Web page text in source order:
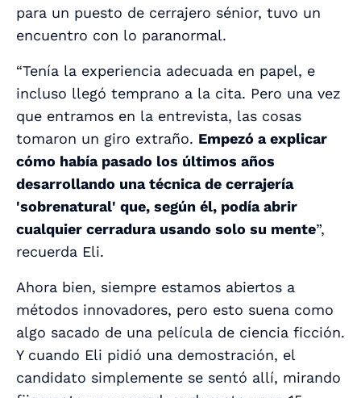
para un puesto de cerrajero sénior, tuvo un
encuentro con lo paranormal.
“Tenía la experiencia adecuada en papel, e
incluso llegó temprano a la cita. Pero una vez
que entramos en la entrevista, las cosas
tomaron un giro extraño. Empezó a explicar
cómo había pasado los últimos años
desarrollando una técnica de cerrajería
'sobrenatural' que, según él, podía abrir
cualquier cerradura usando solo su mente”,
recuerda Eli.
Ahora bien, siempre estamos abiertos a
métodos innovadores, pero esto suena como
algo sacado de una película de ciencia ficción.
Y cuando Eli pidió una demostración, el
candidato simplemente se sentó allí, mirando